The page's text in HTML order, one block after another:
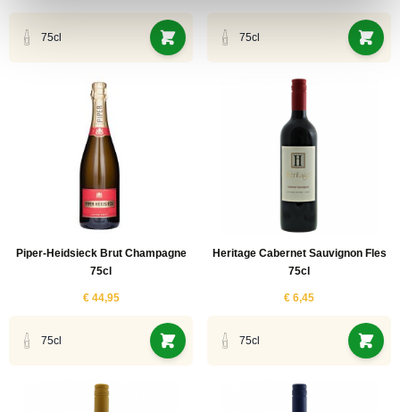
75cl 75cl
Piper-Heidsieck Brut Champagne
75cl
€ 44,95
75cl
Heritage Cabernet Sauvignon Fles
75cl
€ 6,45
75cl